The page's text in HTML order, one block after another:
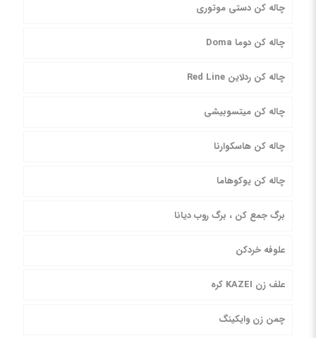
چاله کن دستی موتوری
چاله کن دوما Doma
چاله کن ردلاین Red Line
چاله کن میتسوبیشی
چاله کن هاسکوارنا
چاله کن یوکوهاما
برگ جمع کن ، برگ روب دیانا
علوفه خردکن
علف زن KAZEI کره
چمن زن وایکینگ